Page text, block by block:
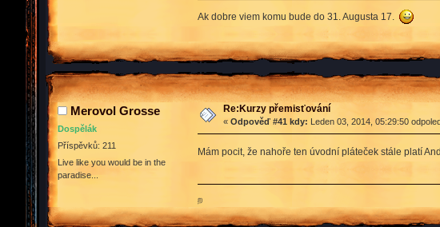
Ak dobre viem komu bude do 31. Augusta 17.
Merovol Grosse
Dospělák
Příspěvků: 211
Live like you would be in the
paradise...
Re:Kurzy přemisťování
« Odpověď #41 kdy: Leden 03, 2014, 05:29:50
Mám pocit, že nahoře ten úvodní pláteček stále platí
ற